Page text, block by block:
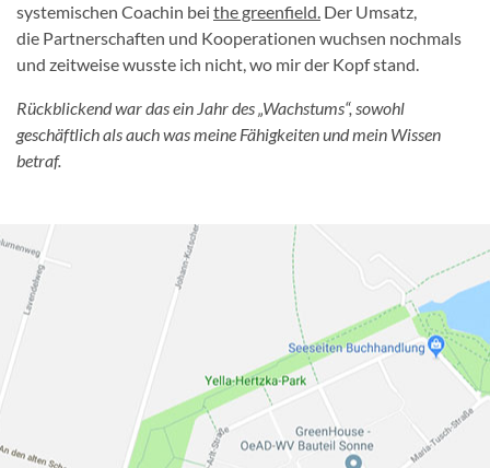
systemischen Coachin bei the greenfield. Der Umsatz,
die Partnerschaften und Kooperationen wuchsen nochmals
und zeitweise wusste ich nicht, wo mir der Kopf stand.
Rückblickend war das ein Jahr des „Wachstums“, sowohl
geschäftlich als auch was meine Fähigkeiten und mein Wissen
betraf.